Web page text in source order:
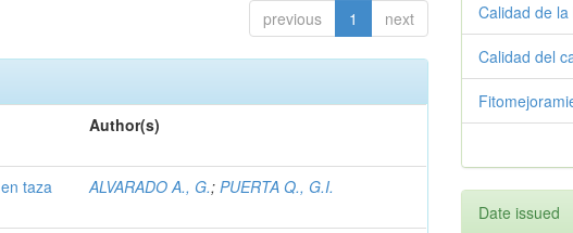
previous 1 next
Author(s)
taza ALVARADO A., G.;PUERTA Q., G.I.
Calidad de
Calidad del
Date issued